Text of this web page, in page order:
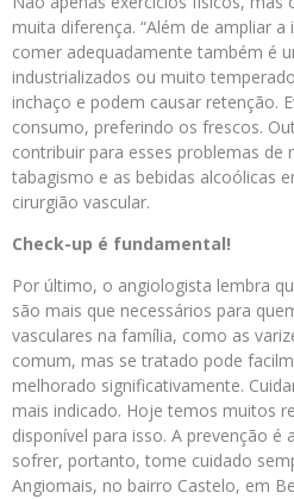
muita diferença. “Além de ampliar
comer adequadamente também é
industrializados ou muito
inchaço e podem causar retenção.
consumo, preferindo os frescos.
contribuir para esses problemas de
tabagismo e as bebidas alcoólicas
cirurgião vascular.
Check-up é fundamental!
Por último, o angiologista lembra
são mais que necessários para
vasculares na família, como as
comum, mas se tratado pode
melhorado significativamente.
mais indicado. Hoje temos muitos
disponível para isso. A prevenção
sofrer, portanto, tome cuidado
Angiomais, no bairro Castelo, em